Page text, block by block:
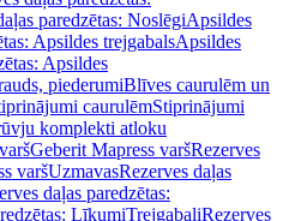
paredzētas: NoslēgiApsildes
Apsildes trejgabalsApsildes
Apsildes
piederumiBlīves caurulēm un
caurulēmStiprinājumi
komplekti atloku
Geberit Mapress varšRezerves
varšUzmavasRezerves daļas
daļas paredzētas:
LīkumiTrejgabaliRezerves